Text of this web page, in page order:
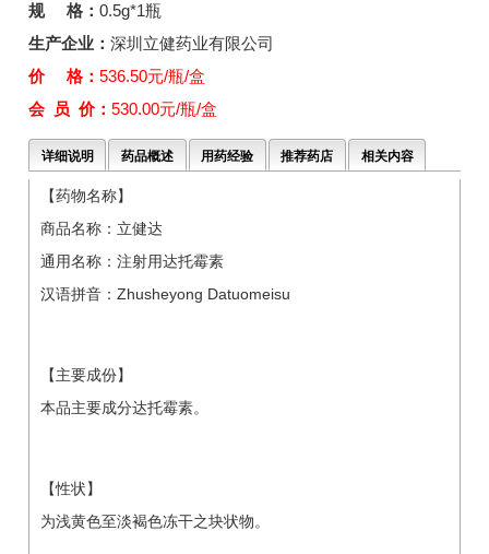
规 格： 0.5g*1瓶
生产企业： 深圳立健药业有限公司
价 格： 536.50元/瓶/盒
会 员 价： 530.00元/瓶/盒
详细说明 药品概述 用药经验 推荐药店 相关内容
【药物名称】
商品名称：立健达
通用名称：注射用达托霉素
汉语拼音：Zhusheyong Datuomeisu
【主要成份】
本品主要成分达托霉素。
【性状】
为浅黄色至淡褐色冻干之块状物。